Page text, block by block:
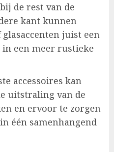
de rest van de
kant kunnen
juist een
een meer rustieke
accessoires kan
uitstraling van de
en ervoor te zorgen
één samenhangend